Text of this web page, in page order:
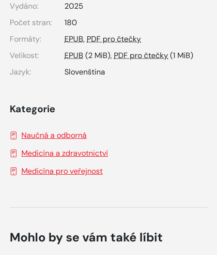
Vydáno:
2025
Počet stran:
180
Formáty:
EPUB, PDF pro čtečky
Velikost:
EPUB (2 MiB), PDF pro čtečky(1 MiB)
Jazyk:
Slovenština
Kategorie
Naučná a odborná
Medicína a zdravotnictví
Medicína pro veřejnost
Mohlo by se vám také líbit